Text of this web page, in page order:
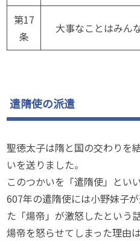
第17
条
大事なことはみん
遣隋使の派遣
聖徳太子は隋と国の交わりを
いを送りました。
このつかいを「遣隋使」といい
607年の遣隋使には小野妹子
た「煬帝」が激怒したという
煬帝を怒らせてしまった理由